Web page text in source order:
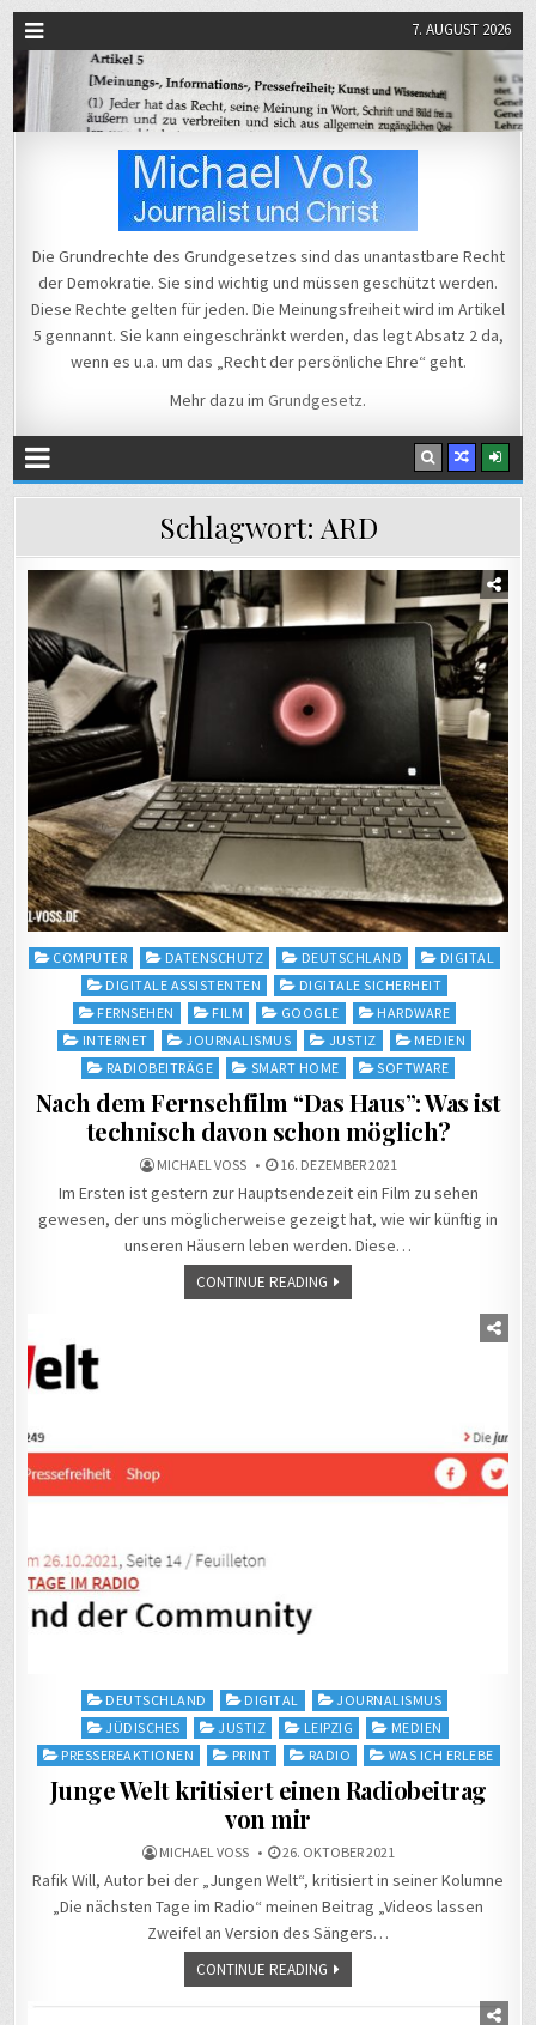
7. AUGUST 2026
Michael Voß
Die Grundrechte des Grundgesetzes sind das unantastbare Recht
der Demokratie. Sie sind wichtig und müssen geschützt werden.
Diese Rechte gelten für jeden. Die Meinungsfreiheit wird im Artikel
5 gennannt. Sie kann eingeschränkt werden, das legt Absatz 2 da,
wenn es u.a. um das „Recht der persönliche Ehre“ geht.
Mehr dazu im Grundgesetz.
Schlagwort: ARD
Posted
COMPUTER DATENSCHUTZ DEUTSCHLAND
DIGITAL
DIGITALE ASSISTENTEN
DIGITALE SICHERHEIT
FERNSEHEN
FILM GOOGLE
HARDWARE
INTERNET
JOURNALISMUS JUSTIZ
MEDIEN
RADIOBEITRÄGE
SMART HOME SOFTWARE
Nach dem Fernsehfilm “Das Haus”: Was ist
technisch davon schon möglich?
MICHAEL VOSS 16. DEZEMBER 2021
Im Ersten ist gestern zur Hauptsendezeit ein Film zu sehen
gewesen, der uns möglicherweise gezeigt hat, wie wir künftig in
unseren Häusern leben werden. Diese…
CONTINUE READING
Posted
in
DEUTSCHLAND DIGITAL
JOURNALISMUS
JÜDISCHES
JUSTIZ LEIPZIG
MEDIEN
PRESSEREAKTIONEN
PRINT RADIO WAS ICH ERLEBE
Junge Welt kritisiert einen Radiobeitrag
von mir
MICHAEL VOSS 26. OKTOBER 2021
Rafik Will, Autor bei der „Jungen Welt“, kritisiert in seiner Kolumne
„Die nächsten Tage im Radio“ meinen Beitrag „Videos lassen
Zweifel an Version des Sängers…
CONTINUE READING